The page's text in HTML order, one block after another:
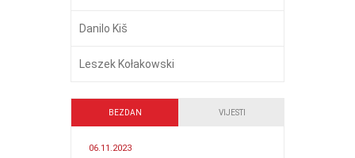
Danilo Kiš
Leszek Kołakowski
BEZDAN VIJESTI
06.11.2023